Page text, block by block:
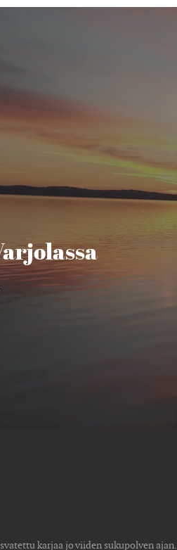
karjaa jo viiden sukupolven ajan.